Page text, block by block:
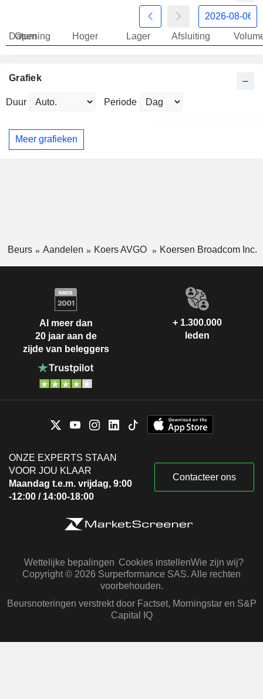
Datum
Opening Hoger Lager Afsluiting
Grafiek
Duur Periode
Meer grafieken
Beurs Aandelen Koers AVGO Koersen Broadcom Inc.
Al meer dan
20 jaar aan de
zijde van beleggers
+ 1.300.000
leden
ONZE EXPERTS STAAN
VOOR JOU KLAAR
Maandag t.e.m. vrijdag, 9:00
-12:00 / 14:00-18:00
Contacteer ons
Wettelijke bepalingen Cookies instellenWie zijn wij?
Copyright © 2026 Surperformance SAS. Alle rechten
voorbehouden.
Beursnoteringen verstrekt door Factset, Morningstar en S&P
Capital IQ